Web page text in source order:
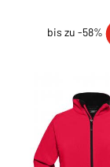
bis zu -58%